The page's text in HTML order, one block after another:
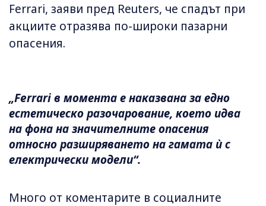
Ferrari, заяви пред Reuters, че спадът при
акциите отразява по-широки пазарни
опасения.
„Ferrari в момента е наказвана за едно
естетическо разочарование, което идва
на фона на значителните опасения
относно разширяването на гамата ѝ с
електрически модели“.
Много от коментарите в социалните